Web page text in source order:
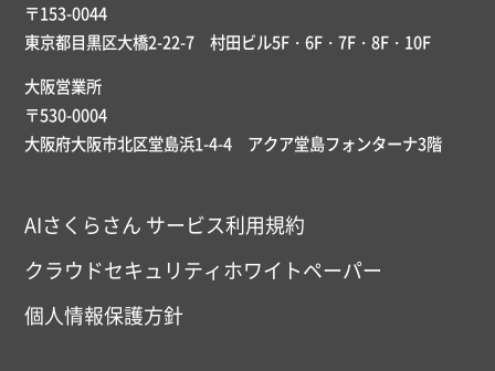
〒153-0044
東京都目黒区大橋2-22-7 村田ビル5F・6F・7F・8F・10F
大阪営業所
〒530-0004
大阪府大阪市北区堂島浜1-4-4 アクア堂島フォンターナ3階
AIさくらさん サービス利用規約
クラウドセキュリティホワイトペーパー
個人情報保護方針